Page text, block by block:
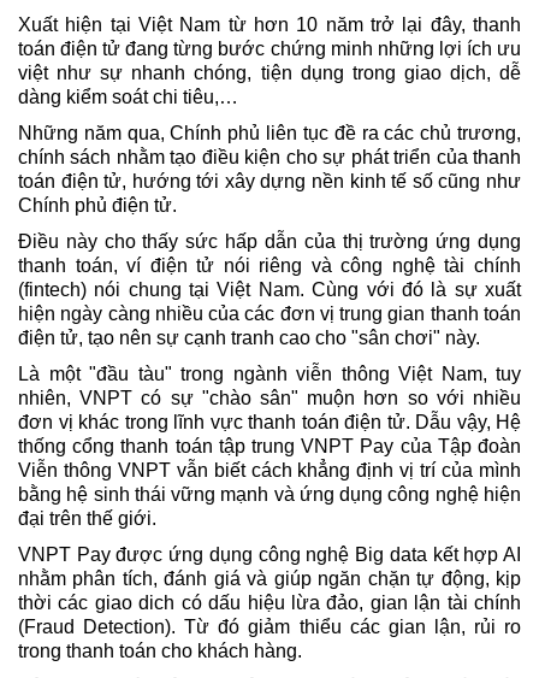
Xuất hiện tại Việt Nam từ hơn 10 năm trở lại đây, thanh
toán điện tử đang từng bước chứng minh những lợi ích ưu
việt như sự nhanh chóng, tiện dụng trong giao dịch, dễ
dàng kiểm soát chi tiêu,…
Những năm qua, Chính phủ liên tục đề ra các chủ trương,
chính sách nhằm tạo điều kiện cho sự phát triển của thanh
toán điện tử, hướng tới xây dựng nền kinh tế số cũng như
Chính phủ điện tử.
Điều này cho thấy sức hấp dẫn của thị trường ứng dụng
thanh toán, ví điện tử nói riêng và công nghệ tài chính
(fintech) nói chung tại Việt Nam. Cùng với đó là sự xuất
hiện ngày càng nhiều của các đơn vị trung gian thanh toán
điện tử, tạo nên sự cạnh tranh cao cho "sân chơi" này.
Là một "đầu tàu" trong ngành viễn thông Việt Nam, tuy
nhiên, VNPT có sự "chào sân" muộn hơn so với nhiều
đơn vị khác trong lĩnh vực thanh toán điện tử. Dẫu vậy, Hệ
thống cổng thanh toán tập trung VNPT Pay của Tập đoàn
Viễn thông VNPT vẫn biết cách khẳng định vị trí của mình
bằng hệ sinh thái vững mạnh và ứng dụng công nghệ hiện
đại trên thế giới.
VNPT Pay được ứng dụng công nghệ Big data kết hợp AI
nhằm phân tích, đánh giá và giúp ngăn chặn tự động, kịp
thời các giao dich có dấu hiệu lừa đảo, gian lận tài chính
(Fraud Detection). Từ đó giảm thiểu các gian lận, rủi ro
trong thanh toán cho khách hàng.